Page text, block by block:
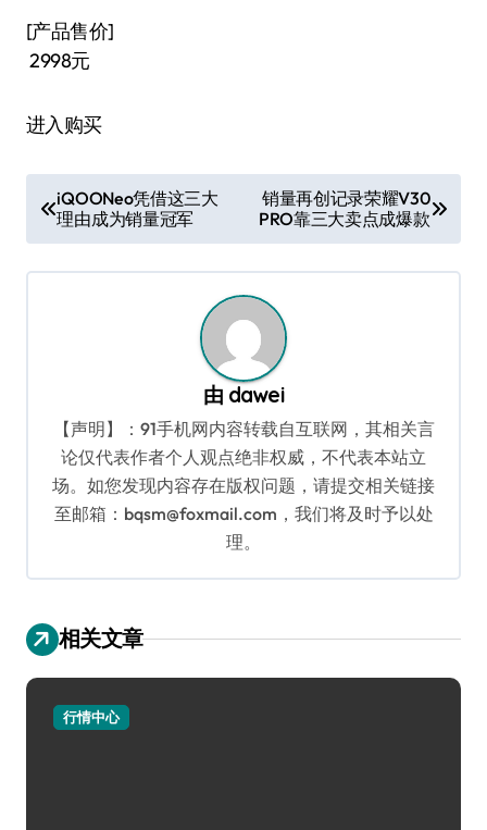
[产品售价]
2998元
进入购买
章
导
iQOONeo凭借这三大
理由成为销量冠军
销量再创记录荣耀V30
PRO靠三大卖点成爆款
由 dawei
【声明】：91手机网内容转载自互联网，其相关言
论仅代表作者个人观点绝非权威，不代表本站立
场。如您发现内容存在版权问题，请提交相关链接
至邮箱：bqsm@foxmail.com，我们将及时予以处
理。
相关文章
行情中心